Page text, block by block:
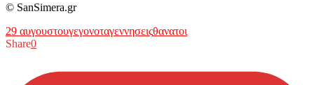
© SanSimera.gr
29 αυγουστουγεγονοταγεννησειςθανατοι
Share0